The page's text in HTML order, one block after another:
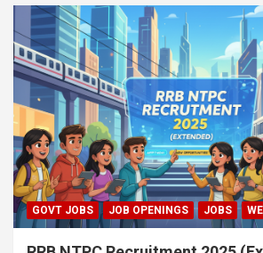
GOVT JOBS JOB OPENINGS JOBS